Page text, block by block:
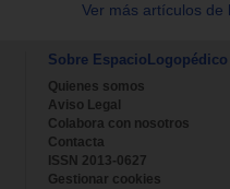
Ver más artículos
Sobre EspacioLogopédico
Quienes somos
Aviso Legal
Colabora con nosotros
Contacta
ISSN 2013-0627
Gestionar cookies